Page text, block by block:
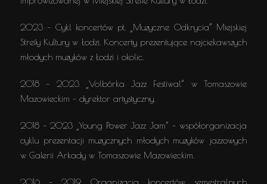
2023 – Cykl koncertów pt. „Muzyczne Odkrycia” Miejskiej
Strefy Kultury w Łodzi. Koncerty prezentujące najciekawszych
młodych muzyków z Łodzi i okolic.
2018 – 2023 „Volbórka Jazz Festiwal” w Tomaszowie
Mazowieckim – dyrektor artystyczny.
2018 – 2023 „Young Power Jazz Jam” – współorganizacja
cyklu prezentacji muzycznych młodych muzyków jazzowych
w Galerii Arkady w Tomaszowie Mazowieckim.
2016 – 2019 Organizacja koncertów semestralnych